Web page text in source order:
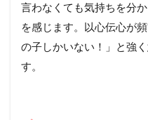
言わなくても気持ちを分
を感じます。以心伝心が
の子しかいない！」と強
す。